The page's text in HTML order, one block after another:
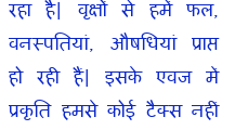
रहा है| वृक्षों से हमें फल,
वनस्पतियां, औषधियां प्राप्त
हो रही हैं| इसके एवज में
प्रकृति हमसे कोई टैक्स नहीं